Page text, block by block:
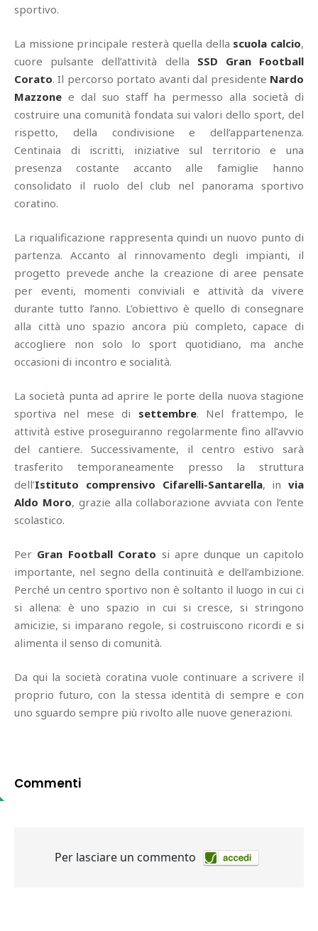
sportivo.
La missione principale resterà quella della scuola calcio,
cuore pulsante dell’attività della SSD Gran Football
Corato. Il percorso portato avanti dal presidente Nardo
Mazzone e dal suo staff ha permesso alla società di
costruire una comunità fondata sui valori dello sport, del
rispetto, della condivisione e dell’appartenenza.
Centinaia di iscritti, iniziative sul territorio e una
presenza costante accanto alle famiglie hanno
consolidato il ruolo del club nel panorama sportivo
coratino.
La riqualificazione rappresenta quindi un nuovo punto di
partenza. Accanto al rinnovamento degli impianti, il
progetto prevede anche la creazione di aree pensate
per eventi, momenti conviviali e attività da vivere
durante tutto l’anno. L’obiettivo è quello di consegnare
alla città uno spazio ancora più completo, capace di
accogliere non solo lo sport quotidiano, ma anche
occasioni di incontro e socialità.
La società punta ad aprire le porte della nuova stagione
sportiva nel mese di settembre. Nel frattempo, le
attività estive proseguiranno regolarmente fino all’avvio
del cantiere. Successivamente, il centro estivo sarà
trasferito temporaneamente presso la struttura
dell’Istituto comprensivo Cifarelli-Santarella, in via
Aldo Moro, grazie alla collaborazione avviata con l’ente
scolastico.
Per Gran Football Corato si apre dunque un capitolo
importante, nel segno della continuità e dell’ambizione.
Perché un centro sportivo non è soltanto il luogo in cui ci
si allena: è uno spazio in cui si cresce, si stringono
amicizie, si imparano regole, si costruiscono ricordi e si
alimenta il senso di comunità.
Da qui la società coratina vuole continuare a scrivere il
proprio futuro, con la stessa identità di sempre e con
uno sguardo sempre più rivolto alle nuove generazioni.
Commenti